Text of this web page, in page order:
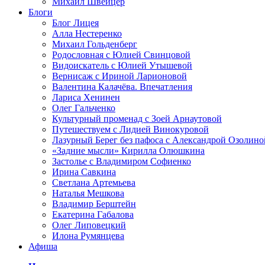
Блоги
Блог Лицея
Алла Нестеренко
Михаил Гольденберг
Родословная с Юлией Свинцовой
Видоискатель с Юлией Утышевой
Вернисаж с Ириной Ларионовой
Валентина Калачёва. Впечатления
Лариса Хенинен
Олег Гальченко
Культурный променад с Зоей Арнаутовой
Путешествуем с Лидией Винокуровой
Лазурный Берег без пафоса с Александрой
«Задние мысли» Кирилла Олюшкина
Застолье с Владимиром Софиенко
Ирина Савкина
Светлана Артемьева
Наталья Мешкова
Владимир Берштейн
Екатерина Габалова
Олег Липовецкий
Илона Румянцева
Афиша